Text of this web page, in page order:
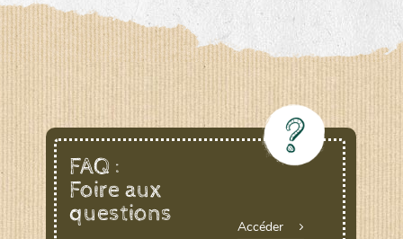
FAQ :
Foire aux
questions
Accéder